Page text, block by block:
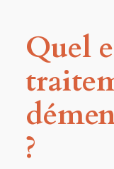
Quel
?